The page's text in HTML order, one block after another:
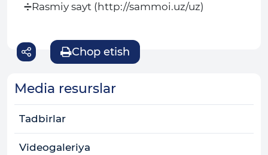
➗Rasmiy sayt (http://sammoi.uz/uz)
Chop etish
Media resurslar
Tadbirlar
Videogaleriya